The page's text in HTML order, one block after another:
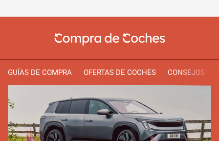
GUÍAS DE COMPRA OFERTAS DE COCHES CONSEJOS